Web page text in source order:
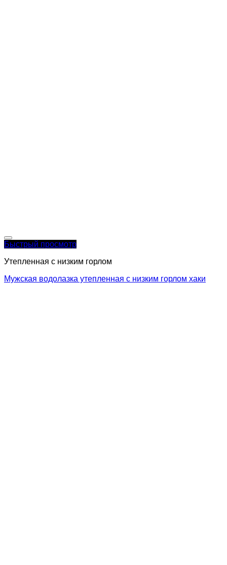
Быстрый просмотр
Утепленная с низким горлом
Мужская водолазка утепленная с низким горлом хаки